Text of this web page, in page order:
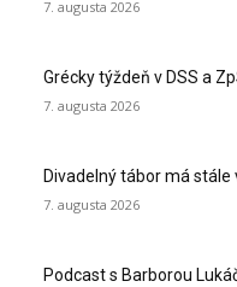
7. augusta 2026
Grécky týždeň v DSS a
7. augusta 2026
Divadelný tábor má
7. augusta 2026
Podcast s Barborou